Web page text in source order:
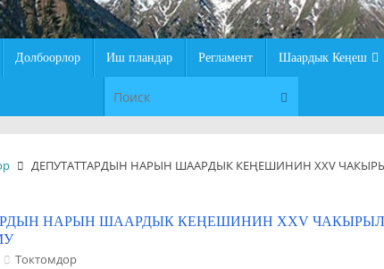
Долбоорлор Иш пландар Регламент Шаардык Кеңеш
Поиск
ДЕПУТАТТАРДЫН НАРЫН ШААРДЫК КЕҢЕШИНИН XXV
НАРЫН ШААРДЫК КЕҢЕШИНИН XXV
Токтомдор